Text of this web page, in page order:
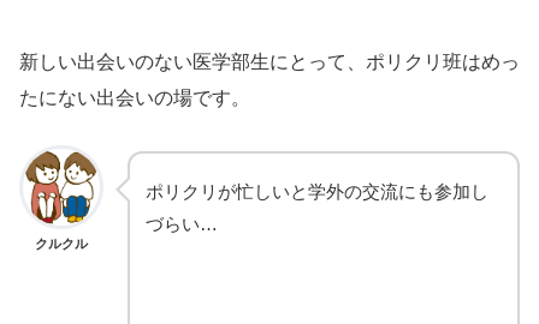
新しい出会いのない医学部生にとって、ポリクリ班はめっ
たにない出会いの場です。
クルクル
ポリクリが忙しいと学外の交流にも参加し
づらい…